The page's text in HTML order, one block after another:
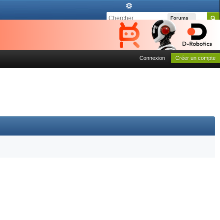
Forums
Connexion Créer un compte